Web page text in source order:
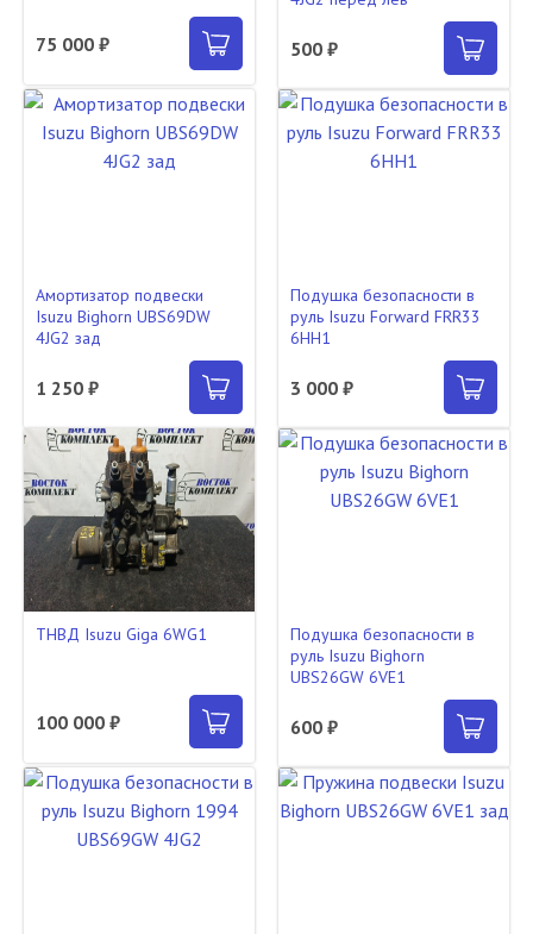
75 000 ₽ 500 ₽
Амортизатор подвески
Isuzu Bighorn UBS69DW
4JG2 зад
1 250 ₽
Подушка безопасности в
руль Isuzu Forward FRR33
6HH1
3 000 ₽
ТНВД Isuzu Giga 6WG1
100 000 ₽
Подушка безопасности в
руль Isuzu Bighorn
UBS26GW 6VE1
600 ₽